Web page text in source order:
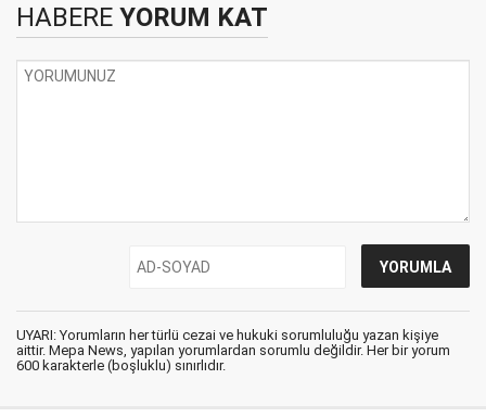
HABERE YORUM KAT
UYARI: Yorumların her türlü cezai ve hukuki sorumluluğu yazan kişiye
aittir. Mepa News, yapılan yorumlardan sorumlu değildir. Her bir yorum
600 karakterle (boşluklu) sınırlıdır.